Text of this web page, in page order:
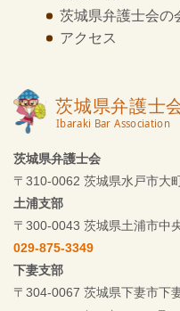
茨城県弁護士会の
アクセス
茨城県弁護士会
〒310-0062 茨城県水戸市大
土浦支部
〒300-0043 茨城県土浦市中
029-875-3349
下妻支部
〒304-0067 茨城県下妻市下